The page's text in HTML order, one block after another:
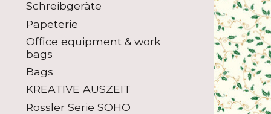
Schreibgeräte
Papeterie
Office equipment & work
bags
Bags
KREATIVE AUSZEIT
Rössler Serie SOHO